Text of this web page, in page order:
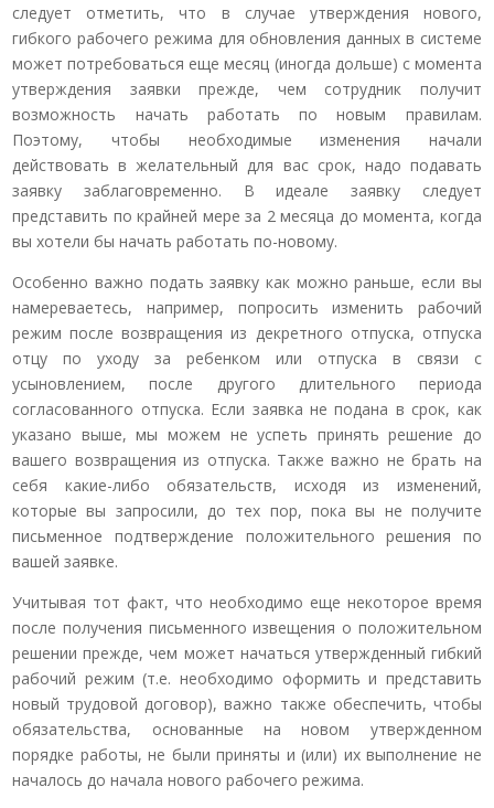
следует отметить, что в случае утверждения нового,
гибкого рабочего режима для обновления данных в системе
может потребоваться еще месяц (иногда дольше) с момента
утверждения заявки прежде, чем сотрудник получит
возможность начать работать по новым правилам.
Поэтому, чтобы необходимые изменения начали
действовать в желательный для вас срок, надо подавать
заявку заблаговременно. В идеале заявку следует
представить по крайней мере за 2 месяца до момента, когда
вы хотели бы начать работать по-новому.
Особенно важно подать заявку как можно раньше, если вы
намереваетесь, например, попросить изменить рабочий
режим после возвращения из декретного отпуска, отпуска
отцу по уходу за ребенком или отпуска в связи с
усыновлением, после другого длительного периода
согласованного отпуска. Если заявка не подана в срок, как
указано выше, мы можем не успеть принять решение до
вашего возвращения из отпуска. Также важно не брать на
себя какие-либо обязательств, исходя из изменений,
которые вы запросили, до тех пор, пока вы не получите
письменное подтверждение положительного решения по
вашей заявке.
Учитывая тот факт, что необходимо еще некоторое время
после получения письменного извещения о положительном
решении прежде, чем может начаться утвержденный гибкий
рабочий режим (т.е. необходимо оформить и представить
новый трудовой договор), важно также обеспечить, чтобы
обязательства, основанные на новом утвержденном
порядке работы, не были приняты и (или) их выполнение не
началось до начала нового рабочего режима.